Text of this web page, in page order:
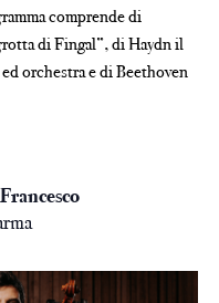
comprende di
di Fingal”, di Haydn il
orchestra e di Beethoven